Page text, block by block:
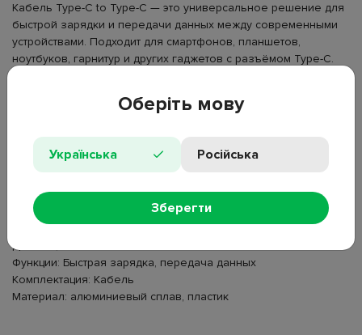
Кабель Type-C to Type-C — это универсальное решение для
быстрой зарядки и передачи данных между современными
устройствами. Подходит для смартфонов, планшетов,
ноутбуков, гарнитур и других гаджетов с разъёмом Type-C.
мощностью до 60W. Оптимальная длина 1,2 м делает его
автомобиле.
Разъёмы: Type-C — Type-C
Мощность: до 60W (20V/3A)
Скорость передачи данных: до 480 Мбит/с
Длина: 1,2 м
Функции: Быстрая зарядка, передача данных
Комплектация: Кабель
Материал: алюминиевый сплав, пластик
Оберіть мову
Українська Російська
Зберегти